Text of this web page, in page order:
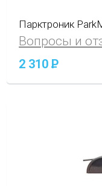
Парктроник
Вопросы и
2 310P